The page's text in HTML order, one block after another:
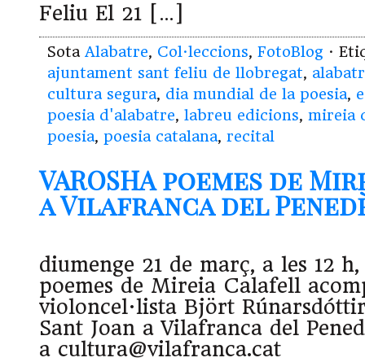
Feliu El 21 […]
Sota Alabatre, Col·leccions, FotoBlog ·
ajuntament sant feliu de llobregat,
cultura segura, dia mundial de la poesia,
poesia d'alabatre, labreu edicions, mireia
poesia, poesia catalana, recital
VAROSHA poemes de
a Vilafranca del
diumenge 21 de març, a les 12 h,
poemes de Mireia Calafell
violoncel·lista Björt
Sant Joan a Vilafranca del
a cultura@vilafranca.cat